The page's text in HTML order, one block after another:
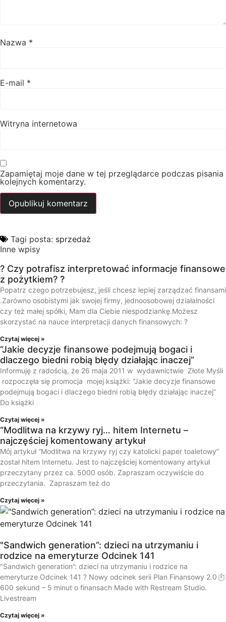
Nazwa *
E-mail *
Witryna internetowa
Zapamiętaj moje dane w tej przeglądarce podczas pisania
kolejnych komentarzy.
Tagi posta: sprzedaż
Inne wpisy
? Czy potrafisz interpretować informacje finansowe
z pożytkiem? ?
Popatrz czego potrzebujesz, jeśli chcesz lepiej zarządzać finansami
.Zarówno osobistymi jak swojej firmy, jednoosobowej działalności
czy też małej spółki, Mam dla Ciebie niespodziankę.Możesz
skorzystać na nauce interpretacji danych finansowych: ?
Czytaj więcej »
“Jakie decyzje finansowe podejmują bogaci i
dlaczego biedni robią błędy działając inaczej”
Informuję z radością, że 26 maja 2011 w wydawnictwie Złote Myśli
rozpoczęła się promocja mojej książki: “Jakie decyzje finansowe
podejmują bogaci i dlaczego biedni robią błędy działając inaczej”
Do książki
Czytaj więcej »
“Modlitwa na krzywy ryj… hitem Internetu –
najczęściej komentowany artykuł
Mój artykuł “Modlitwa na krzywy ryj czy katolicki paper toaletowy”
został hitem Internetu. Jest to najczęściej komentowany artykuł
przeczytany przez ca. 5000 osób. Zapraszam oczywiście do
przeczytania. Zapraszam też do
Czytaj więcej »
"Sandwich generation”: dzieci na utrzymaniu i
rodzice na emeryturze Odcinek 141
"Sandwich generation”: dzieci na utrzymaniu i rodzice na
emeryturze Odcinek 141 ? Nowy odcinek serii Plan Finansowy 2.0⏱️
600 sekund – 5 minut o finansach Made with Restream Studio.
Livestream
Czytaj więcej »